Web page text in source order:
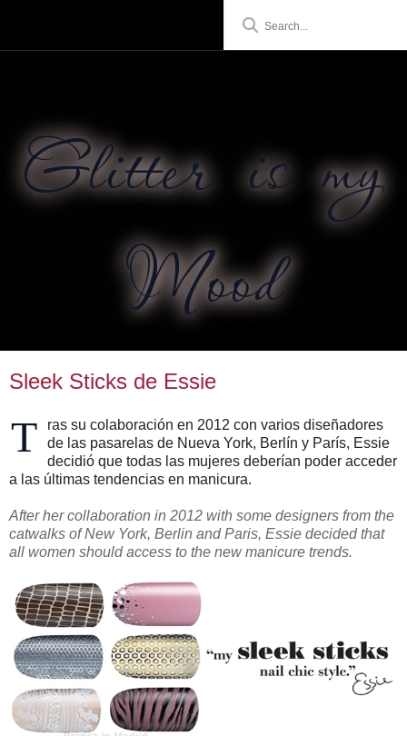
Glitter is my
Mood
Sleek Sticks de Essie
T
ras su colaboración en 2012 con varios diseñadores
de las pasarelas de Nueva York, Berlín y París, Essie
decidió que todas las mujeres deberían poder acceder
a las últimas tendencias en manicura.
After her collaboration in 2012 with some designers from the
catwalks of New York, Berlin and Paris, Essie decided that
all women should access to the new manicure trends.